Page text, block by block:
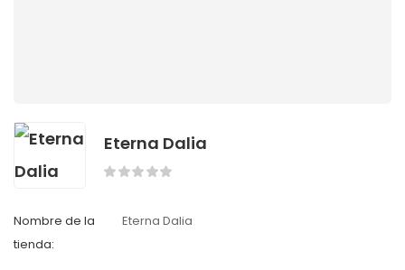
Eterna Dalia
Nombre de la
tienda:
Eterna Dalia